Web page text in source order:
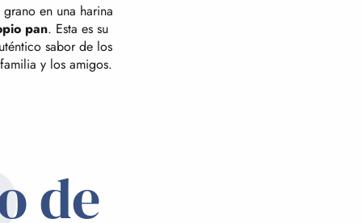
en una harina
pan. Esta es su
sabor de los
y los amigos.
de